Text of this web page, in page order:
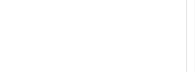
Green hat eine Bildwiederholfrequenz von 120 Hz. Das
oder Spiele auf Ihrem Handy spielen, ist ein
Art von Bildschirm bietet ein glattes Bild und einen